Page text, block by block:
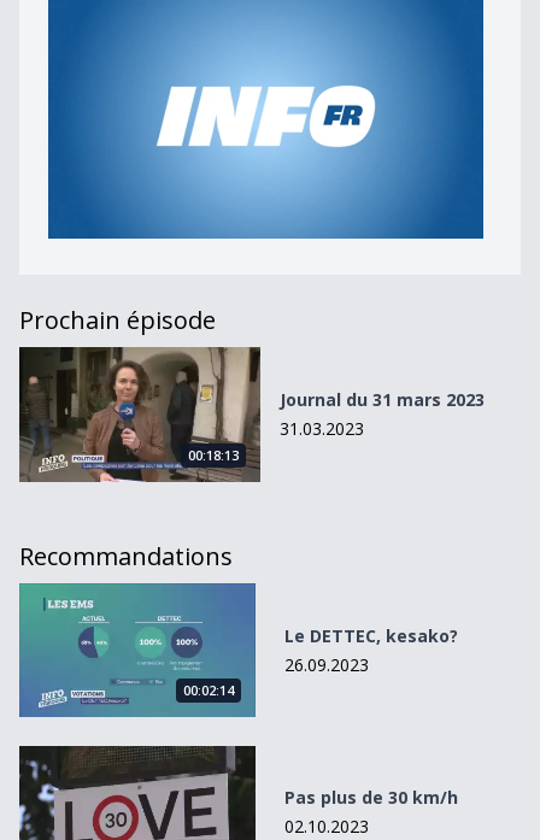
Prochain épisode
Journal du 31 mars 2023
00:18:13
Journal du 31 mars 2023
31.03.2023
Recommandations
Le DETTEC, kesako?
00:02:14
Le DETTEC, kesako?
26.09.2023
Pas plus de 30 km/h
Pas plus de 30 km/h
02.10.2023